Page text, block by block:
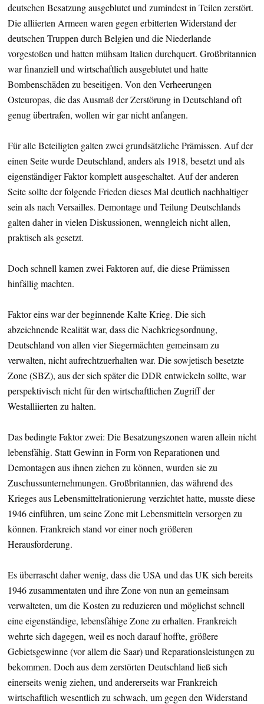
deutschen Besatzung ausgeblutet und zumindest in Teilen zerstört.
Die alliierten Armeen waren gegen erbitterten Widerstand der
deutschen Truppen durch Belgien und die Niederlande
vorgestoßen und hatten mühsam Italien durchquert. Großbritannien
war finanziell und wirtschaftlich ausgeblutet und hatte
Bombenschäden zu beseitigen. Von den Verheerungen
Osteuropas, die das Ausmaß der Zerstörung in Deutschland oft
genug übertrafen, wollen wir gar nicht anfangen.
Für alle Beteiligten galten zwei grundsätzliche Prämissen. Auf der
einen Seite wurde Deutschland, anders als 1918, besetzt und als
eigenständiger Faktor komplett ausgeschaltet. Auf der anderen
Seite sollte der folgende Frieden dieses Mal deutlich nachhaltiger
sein als nach Versailles. Demontage und Teilung Deutschlands
galten daher in vielen Diskussionen, wenngleich nicht allen,
praktisch als gesetzt.
Doch schnell kamen zwei Faktoren auf, die diese Prämissen
hinfällig machten.
Faktor eins war der beginnende Kalte Krieg. Die sich
abzeichnende Realität war, dass die Nachkriegsordnung,
Deutschland von allen vier Siegermächten gemeinsam zu
verwalten, nicht aufrechtzuerhalten war. Die sowjetisch besetzte
Zone (SBZ), aus der sich später die DDR entwickeln sollte, war
perspektivisch nicht für den wirtschaftlichen Zugriff der
Westalliierten zu halten.
Das bedingte Faktor zwei: Die Besatzungszonen waren allein nicht
lebensfähig. Statt Gewinn in Form von Reparationen und
Demontagen aus ihnen ziehen zu können, wurden sie zu
Zuschussunternehmungen. Großbritannien, das während des
Krieges aus Lebensmittelrationierung verzichtet hatte, musste diese
1946 einführen, um seine Zone mit Lebensmitteln versorgen zu
können. Frankreich stand vor einer noch größeren
Herausforderung.
Es überrascht daher wenig, dass die USA und das UK sich bereits
1946 zusammentaten und ihre Zone von nun an gemeinsam
verwalteten, um die Kosten zu reduzieren und möglichst schnell
eine eigenständige, lebensfähige Zone zu erhalten. Frankreich
wehrte sich dagegen, weil es noch darauf hoffte, größere
Gebietsgewinne (vor allem die Saar) und Reparationsleistungen zu
bekommen. Doch aus dem zerstörten Deutschland ließ sich
einerseits wenig ziehen, und andererseits war Frankreich
wirtschaftlich wesentlich zu schwach, um gegen den Widerstand